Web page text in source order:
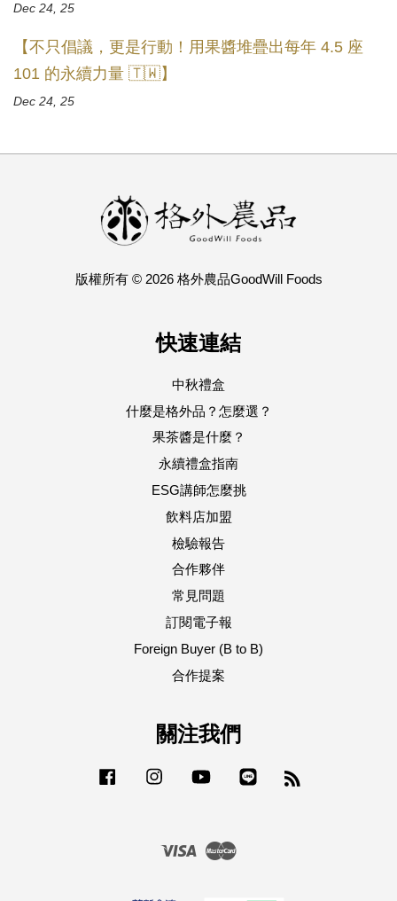
Dec 24, 25
【不只倡議，更是行動！用果醬堆疊出每年 4.5 座
101 的永續力量 🇹🇼】
Dec 24, 25
版權所有 © 2026 格外農品GoodWill Foods
快速連結
中秋禮盒
什麼是格外品？怎麼選？
果茶醬是什麼？
永續禮盒指南
ESG講師怎麼挑
飲料店加盟
檢驗報告
合作夥伴
常見問題
訂閱電子報
Foreign Buyer (B to B)
合作提案
關注我們
Facebook Instagram YouTube
Visa